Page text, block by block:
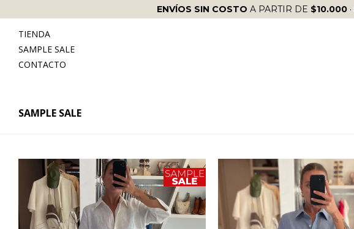
ENVÍOS SIN COSTO A PARTIR DE $10.000·
TIENDA
SAMPLE SALE
CONTACTO
SAMPLE SALE